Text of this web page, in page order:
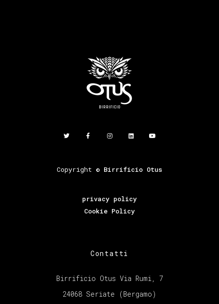
Copyright © Birrificio Otus
privacy policy
Cookie Policy
Contatti
Birrificio Otus Via Rumi, 7
24068 Seriate (Bergamo)